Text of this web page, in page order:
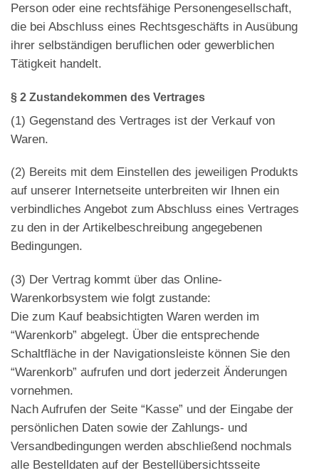
Person oder eine rechtsfähige Personengesellschaft,
die bei Abschluss eines Rechtsgeschäfts in Ausübung
ihrer selbständigen beruflichen oder gewerblichen
Tätigkeit handelt.
§ 2 Zustandekommen des Vertrages
(1) Gegenstand des Vertrages ist der Verkauf von
Waren.
(2) Bereits mit dem Einstellen des jeweiligen Produkts
auf unserer Internetseite unterbreiten wir Ihnen ein
verbindliches Angebot zum Abschluss eines Vertrages
zu den in der Artikelbeschreibung angegebenen
Bedingungen.
(3) Der Vertrag kommt über das Online-
Warenkorbsystem wie folgt zustande:
Die zum Kauf beabsichtigten Waren werden im
“Warenkorb” abgelegt. Über die entsprechende
Schaltfläche in der Navigationsleiste können Sie den
“Warenkorb” aufrufen und dort jederzeit Änderungen
vornehmen.
Nach Aufrufen der Seite “Kasse” und der Eingabe der
persönlichen Daten sowie der Zahlungs- und
Versandbedingungen werden abschließend nochmals
alle Bestelldaten auf der Bestellübersichtsseite